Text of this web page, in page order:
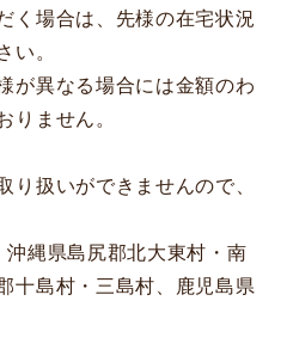
く場合は、先様の在宅状況
。
が異なる場合には金額のわ
ません。
り扱いができませんので、
縄県島尻郡北大東村・南
十島村・三島村、鹿児島県